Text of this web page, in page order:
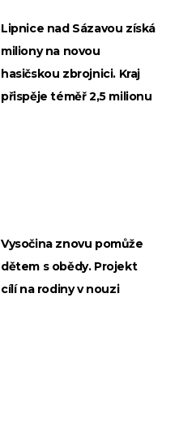
Lipnice nad Sázavou získá
miliony na novou
hasičskou zbrojnici. Kraj
přispěje téměř 2,5 milionu
Vysočina znovu pomůže
dětem s obědy. Projekt
cílí na rodiny v nouzi